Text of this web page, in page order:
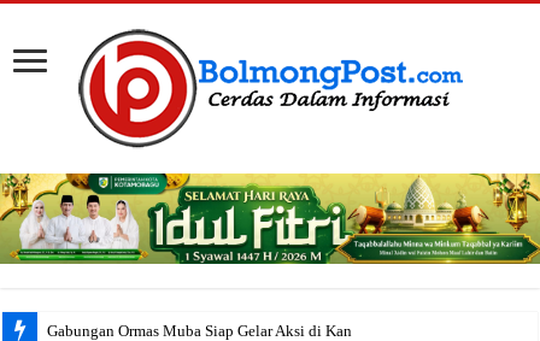
Gabungan Ormas Muba Siap Gelar Aksi di Kantor